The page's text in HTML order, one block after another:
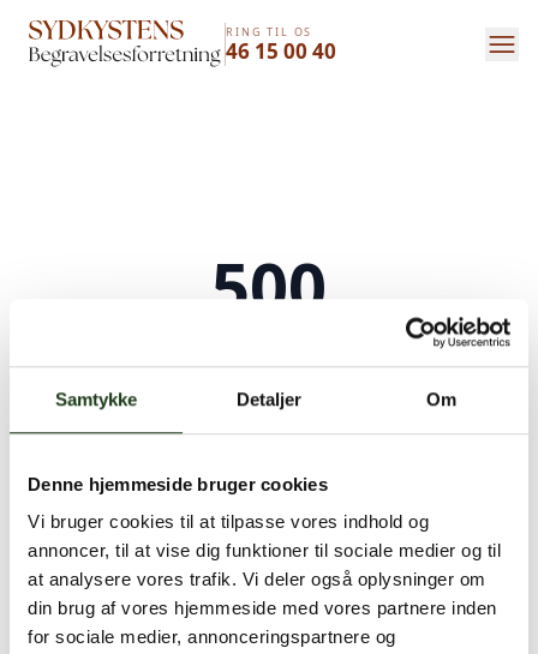
Samtykke Detaljer Om
Denne hjemmeside bruger cookies
Vi bruger cookies til at tilpasse vores indhold og
annoncer, til at vise dig funktioner til sociale medier og til
at analysere vores trafik. Vi deler også oplysninger om
din brug af vores hjemmeside med vores partnere inden
for sociale medier, annonceringspartnere og
RING TIL OS
46 15 00 40
500
Serverfejl
Der opstod en intern serverfejl. Vi arbejder på
Kontakt os på +45 46 15 00 40 bedemand@s-bf.dk